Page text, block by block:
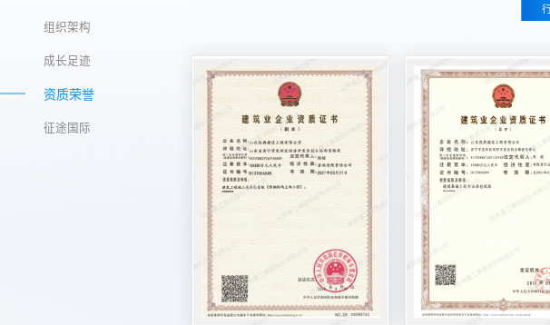
组织架构
成长足迹
资质荣誉
征途国际